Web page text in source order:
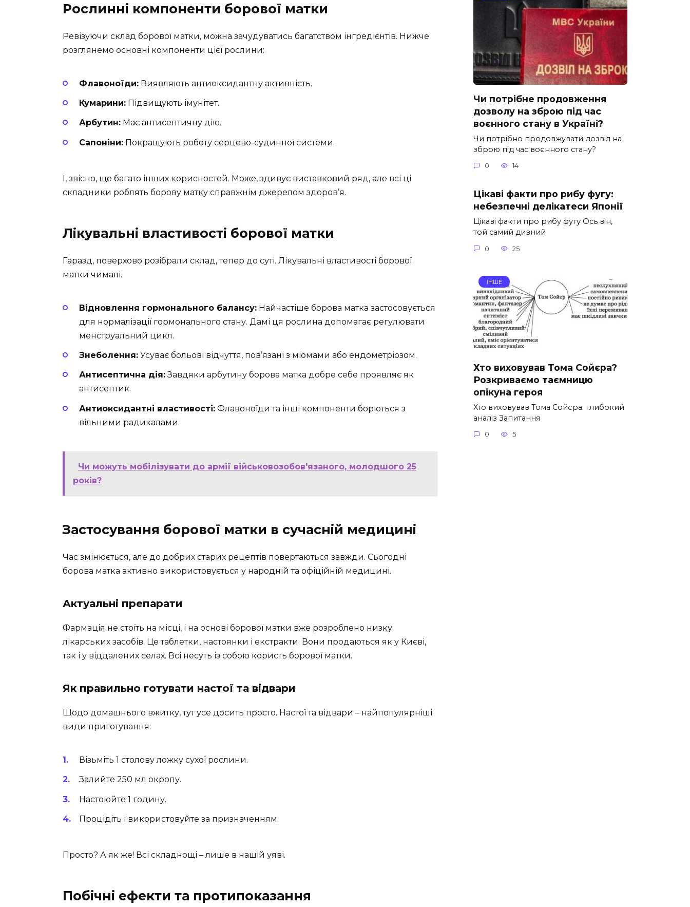
Рослинні компоненти борової матки
Ревізуючи склад борової матки, можна зачудуватись багатством інгредієнтів. Нижче
розглянемо основні компоненти цієї рослини:
Флавоноїди: Виявляють антиоксидантну активність.
Кумарини: Підвищують імунітет.
Арбутин: Має антисептичну дію.
Сапоніни: Покращують роботу серцево-судинної системи.
І, звісно, ще багато інших корисностей. Може, здивує виставковий ряд, але всі ці
складники роблять борову матку справжнім джерелом здоров’я.
Лікувальні властивості борової матки
Гаразд, поверхово розібрали склад, тепер до суті. Лікувальні властивості борової
матки чималі.
Відновлення гормонального балансу: Найчастіше борова матка застосовується
для нормалізації гормонального стану. Дамі ця рослина допомагає регулювати
менструальний цикл.
Знеболення: Усуває больові відчуття, пов’язані з міомами або ендометріозом.
Антисептична дія:Завдяки арбутину борова матка добре себе проявляє як
антисептик.
Антиоксидантні властивості: Флавоноїди та інші компоненти борються з
вільними радикалами.
Чи можуть мобілізувати до армії військовозобов'язаного, молодшого 25
років?
Застосування борової матки в сучасній медицині
Час змінюється, але до добрих старих рецептів повертаються завжди. Сьогодні
борова матка активно використовується у народній та офіційній медицині.
Актуальні препарати
Фармація не стоїть на місці, і на основі борової матки вже розроблено низку
лікарських засобів. Це таблетки, настоянки і екстракти. Вони продаються як у Києві,
так і у віддалених селах. Всі несуть із собою користь борової матки.
Як правильно готувати настої та відвари
Щодо домашнього вжитку, тут усе досить просто. Настої та відвари – найпопулярніші
види приготування:
Візьміть 1 столову ложку сухої рослини.
Залийте 250 мл окропу.
Настоюйте 1 годину.
Процідіть і використовуйте за призначенням.
Просто? А як же! Всі складнощі – лише в нашій уяві.
Побічні ефекти та протипоказання
Чи потрібне продовження
дозволу на зброю під час
воєнного стану в Україні?
Чи потрібно продовжувати дозвіл на
зброю під час воєнного стану?
0 14
Цікаві факти про рибу фугу:
небезпечні делікатеси Японії
Цікаві факти про рибу фугу Ось він,
той самий дивний
0 25
ІНШЕ
Хто виховував Тома Сойєра?
Розкриваємо таємницю
опікуна героя
Хто виховував Тома Сойєра: глибокий
аналіз Запитання
0 5